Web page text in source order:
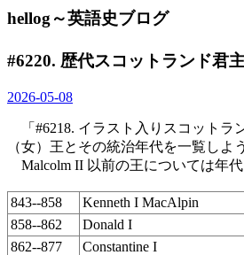
hellog～英語史ブログ
#6220. 歴代スコットランド君
2026-05-08
「#6218. イラスト入りスコットラ
（女）王とその統治年代を一覧しよ
Malcolm II 以前の王については年
843--858
Kenneth I MacAlpin
858--862
Donald I
862--877
Constantine I